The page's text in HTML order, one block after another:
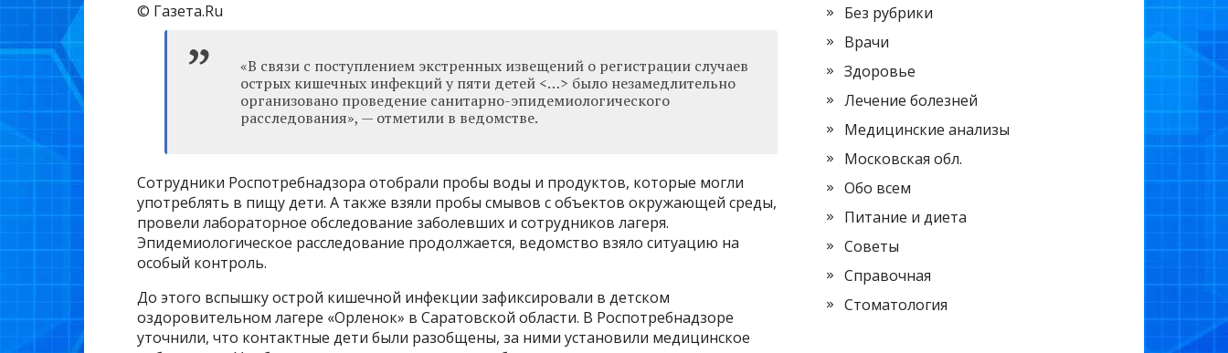
© Газета.Ru
«В связи с поступлением экстренных извещений о регистрации случаев
острых кишечных инфекций у пяти детей <…> было незамедлительно
организовано проведение санитарно-эпидемиологического
расследования», — отметили в ведомстве.
Сотрудники Роспотребнадзора отобрали пробы воды и продуктов, которые могли
употреблять в пищу дети. А также взяли пробы смывов с объектов окружающей среды,
провели лабораторное обследование заболевших и сотрудников лагеря.
Эпидемиологическое расследование продолжается, ведомство взяло ситуацию на
особый контроль.
До этого вспышку острой кишечной инфекции зафиксировали в детском
оздоровительном лагере «Орленок» в Саратовской области. В Роспотребнадзоре
уточнили, что контактные дети были разобщены, за ними установили медицинское
Без рубрики
Врачи
Здоровье
Лечение болезней
Медицинские анализы
Московская обл.
Обо всем
Питание и диета
Советы
Справочная
Стоматология